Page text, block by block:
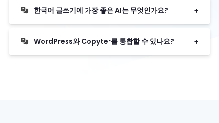
한국어 글쓰기에 가장 좋은 AI는 무엇인가요?
WordPress와 Copyter를 통합할 수 있나요?